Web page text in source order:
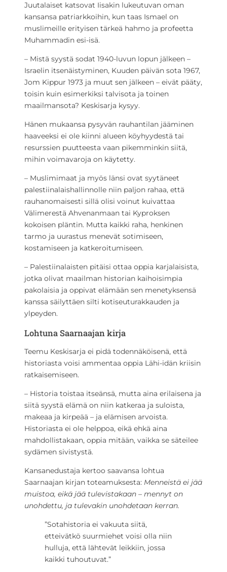
Juutalaiset katsovat Iisakin lukeutuvan oman
kansansa patriarkkoihin, kun taas Ismael on
muslimeille erityisen tärkeä hahmo ja profeetta
Muhammadin esi-isä.
– Mistä syystä sodat 1940-luvun lopun jälkeen –
Israelin itsenäistyminen, Kuuden päivän sota 1967,
Jom Kippur 1973 ja muut sen jälkeen – eivät pääty,
toisin kuin esimerkiksi talvisota ja toinen
maailmansota? Keskisarja kysyy.
Hänen mukaansa pysyvän rauhantilan jääminen
haaveeksi ei ole kiinni alueen köyhyydestä tai
resurssien puutteesta vaan pikemminkin siitä,
mihin voimavaroja on käytetty.
– Muslimimaat ja myös länsi ovat syytäneet
palestiinalaishallinnolle niin paljon rahaa, että
rauhanomaisesti sillä olisi voinut kuivattaa
Välimerestä Ahvenanmaan tai Kyproksen
kokoisen pläntin. Mutta kaikki raha, henkinen
tarmo ja uurastus menevät sotimiseen,
kostamiseen ja katkeroitumiseen.
– Palestiinalaisten pitäisi ottaa oppia karjalaisista,
jotka olivat maailman historian kaihoisimpia
pakolaisia ja oppivat elämään sen menetyksensä
kanssa säilyttäen silti kotiseuturakkauden ja
ylpeyden.
Lohtuna Saarnaajan kirja
Teemu Keskisarja ei pidä todennäköisenä, että
historiasta voisi ammentaa oppia Lähi-idän kriisin
ratkaisemiseen.
– Historia toistaa itseänsä, mutta aina erilaisena ja
siitä syystä elämä on niin katkeraa ja suloista,
makeaa ja kirpeää – ja elämisen arvoista.
Historiasta ei ole helppoa, eikä ehkä aina
mahdollistakaan, oppia mitään, vaikka se säteilee
sydämen sivistystä.
Kansanedustaja kertoo saavansa lohtua
Saarnaajan kirjan toteamuksesta: Menneistä ei jää
muistoa, eikä jää tulevistakaan – mennyt on
unohdettu, ja tulevakin unohdetaan kerran.
”Sotahistoria ei vakuuta siitä,
etteivätkö suurmiehet voisi olla niin
hulluja, että lähtevät leikkiin, jossa
kaikki tuhoutuvat.”